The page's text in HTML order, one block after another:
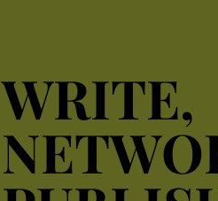
WRITE,
WRITE,